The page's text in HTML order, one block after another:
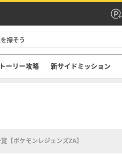
ーリー攻略 新サイドミッション
【ポケモンレジェンズZA】